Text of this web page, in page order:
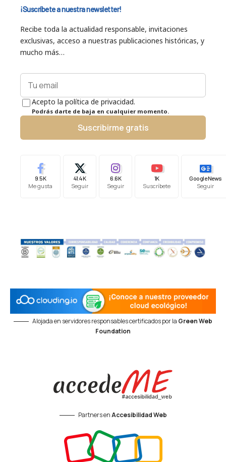
¡Suscríbete a nuestra newsletter!
Recibe toda la actualidad responsable, invitaciones
exclusivas, acceso a nuestras publicaciones históricas, y
mucho más…
Acepto la política de privacidad.
Podrás darte de baja en cualquier momento.
Suscribirme gratis
9.5K
Me gusta
41.4K
Seguir
6.6K
Seguir
1K
Suscríbete
Google News
Seguir
Alojada en servidores responsables certificados por la Green Web
Foundation
Partners enAccesibilidad Web